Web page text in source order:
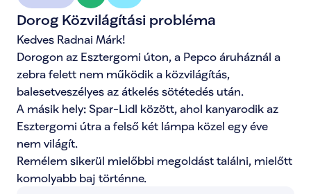
Dorog Közvilágítási probléma
Kedves Radnai Márk!
Dorogon az Esztergomi úton, a Pepco áruháznál a
zebra felett nem működik a közvilágítás,
balesetveszélyes az átkelés sötétedés után.
A másik hely: Spar-Lidl között, ahol kanyarodik az
Esztergomi útra a felső két lámpa közel egy éve
nem világít.
Remélem sikerül mielőbbi megoldást találni, mielőtt
komolyabb baj történne.